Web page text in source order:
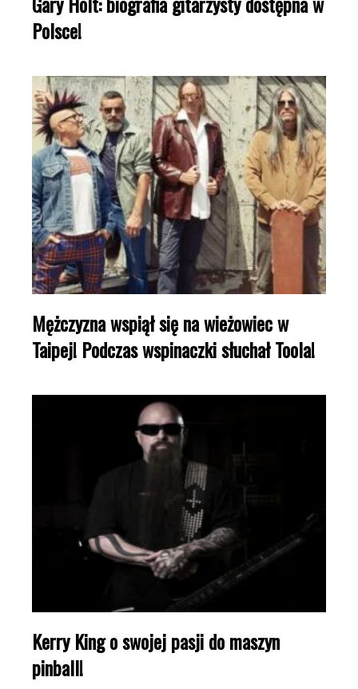
Polsce!
Mężczyzna wspiął się na wieżowiec w
Taipej! Podczas wspinaczki słuchał Toola!
Kerry King o swojej pasji do maszyn
pinball!